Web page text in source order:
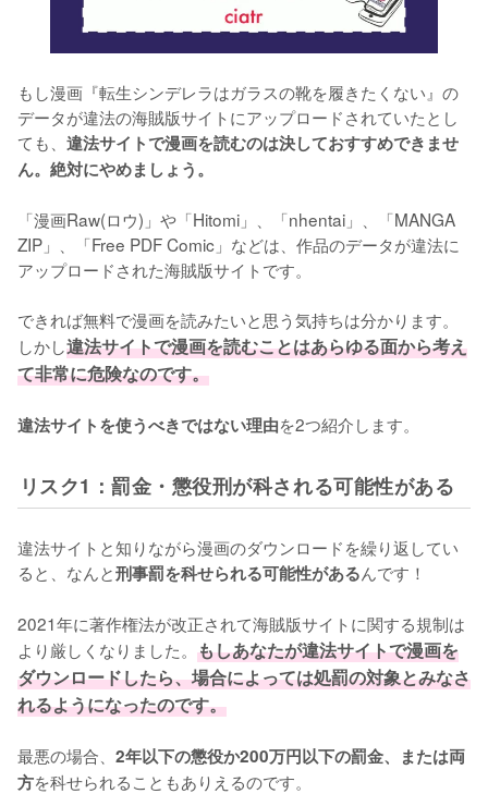
もし漫画『転生シンデレラはガラスの靴を履きたくない』の
データが違法の海賊版サイトにアップロードされていたとし
ても、 違法サイトで漫画を読むのは決しておすすめできませ
ん。絶対にやめましょう。
「漫画Raw(ロウ)」や「Hitomi」、「nhentai」、「MANGA
ZIP」、「Free PDF Comic」などは、作品のデータが違法に
アップロードされた海賊版サイトです。
できれば無料で漫画を読みたいと思う気持ちは分かります。
しかし違法サイトで漫画を読むことはあらゆる面から考え
て非常に危険なのです。
違法サイトを使うべきではない理由を2つ紹介します。
リスク1：罰金・懲役刑が科される可能性がある
違法サイトと知りながら漫画のダウンロードを繰り返してい
ると、なんと刑事罰を科せられる可能性があるんです！
2021年に著作権法が改正されて海賊版サイトに関する規制は
より厳しくなりました。 もしあなたが違法サイトで漫画を
ダウンロードしたら、場合によっては処罰の対象とみなさ
れるようになったのです。
最悪の場合、 2年以下の懲役か200万円以下の罰金、または両
方を科せられることもありえるのです。